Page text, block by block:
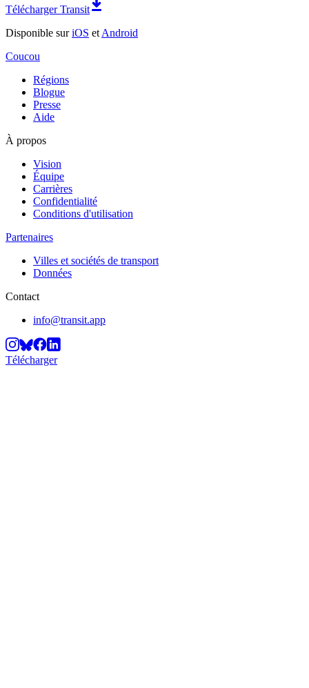
Télécharger Transit
Disponible suriOS et Android
Coucou
Régions
Blogue
Presse
Aide
À propos
Vision
Équipe
Carrières
Confidentialité
Conditions d'utilisation
Partenaires
Villes et sociétés de transport
Données
Contact
info@transit.app
Télécharger